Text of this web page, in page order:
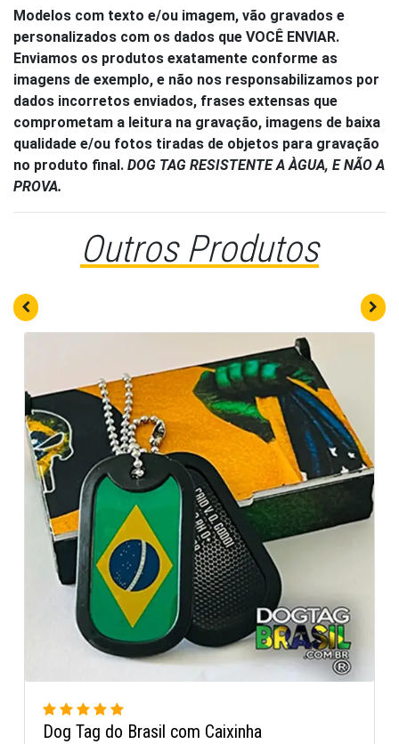
Modelos com texto e/ou imagem, vão gravados e
personalizados com os dados que VOCÊ ENVIAR.
Enviamos os produtos exatamente conforme as
imagens de exemplo, e não nos responsabilizamos por
dados incorretos enviados, frases extensas que
comprometam a leitura na gravação, imagens de baixa
qualidade e/ou fotos tiradas de objetos para gravação
no produto final. DOG TAG RESISTENTE A ÀGUA, E NÃO A
PROVA.
Outros Produtos
Dog Tag Brasil